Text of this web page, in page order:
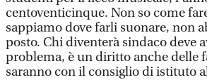
centoventicinque. Non so come
sappiamo dove farli suonare, non
posto. Chi diventerà sindaco deve
problema, è un diritto anche delle
saranno con il consiglio di istituto